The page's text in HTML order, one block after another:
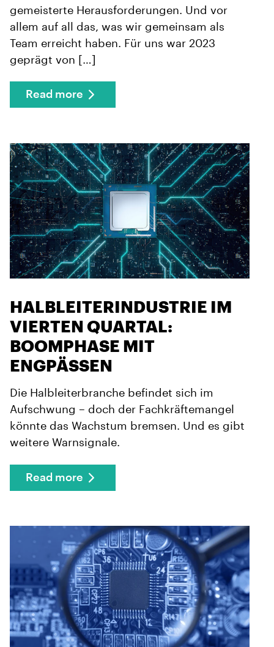
gemeisterte Herausforderungen. Und vor
allem auf all das, was wir gemeinsam als
Team erreicht haben. Für uns war 2023
geprägt von […]
Read more
HALBLEITERINDUSTRIE IM
VIERTEN QUARTAL:
BOOMPHASE MIT
ENGPÄSSEN
Die Halbleiterbranche befindet sich im
Aufschwung – doch der Fachkräftemangel
könnte das Wachstum bremsen. Und es gibt
weitere Warnsignale.
Read more